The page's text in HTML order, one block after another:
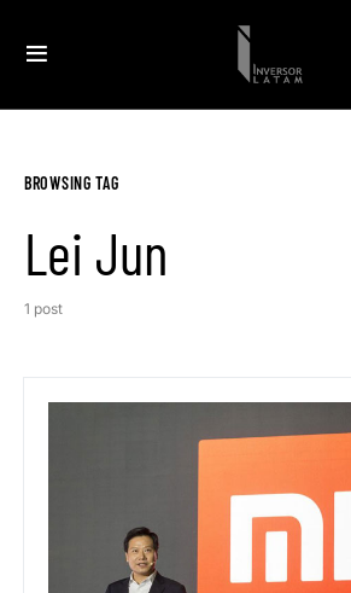
BROWSING TAG
Lei Jun
1 post